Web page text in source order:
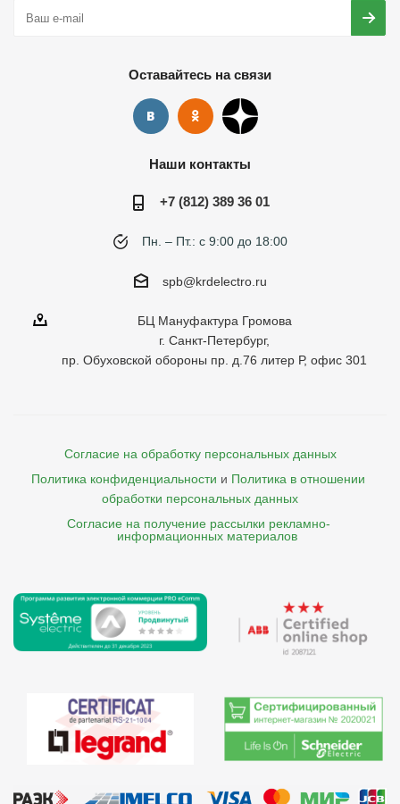
Оставайтесь на связи
Наши контакты
+7 (812) 389 36 01
Пн. – Пт.: с 9:00 до 18:00
spb@krdelectro.ru
БЦ Мануфактура Громова
г. Санкт-Петербург,
пр. Обуховской обороны пр. д.76 литер Р, офис 301
Согласие на обработку персональных данных
Политика конфиденциальности и Политика в отношении
обработки персональных данных
Согласие на получение рассылки рекламно-
    информационных материалов